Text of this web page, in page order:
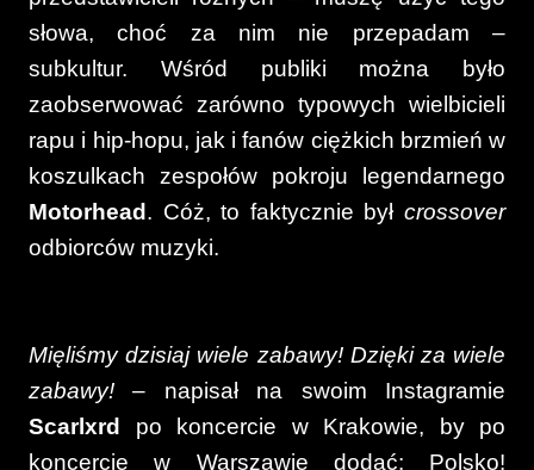
słowa, choć za nim nie przepadam –
subkultur. Wśród publiki można było
zaobserwować zarówno typowych wielbicieli
rapu i hip-hopu, jak i fanów ciężkich brzmień w
koszulkach zespołów pokroju legendarnego
Motorhead . Cóż, to faktycznie był crossover
odbiorców muzyki.
Mięliśmy dzisiaj wiele zabawy! Dzięki za wiele
zabawy! – napisał na swoim Instagramie
Scarlxrd
po koncercie w Krakowie, by po
koncercie w Warszawie dodać: Polsko!